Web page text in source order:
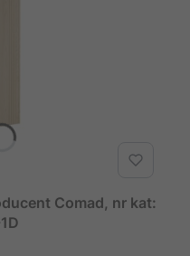
Comad, nr kat: